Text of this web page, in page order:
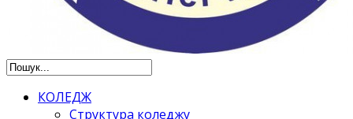
КОЛЕДЖ
Структура коледжу